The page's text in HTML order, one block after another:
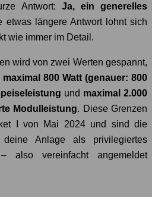
Antwort: Ja, ein generelles
etwas längere Antwort lohnt sich
wie immer im Detail.
wird von zwei Werten gespannt,
maximal 800 Watt (genauer: 800
und maximal 2.000
Modulleistung. Diese Grenzen
I von Mai 2024 und sind die
Anlage als privilegiertes
– also vereinfacht angemeldet